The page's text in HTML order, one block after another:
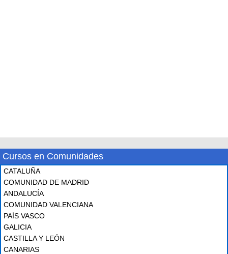
Cursos en Comunidades
CATALUÑA
COMUNIDAD DE MADRID
ANDALUCÍA
COMUNIDAD VALENCIANA
PAÍS VASCO
GALICIA
CASTILLA Y LEÓN
CANARIAS